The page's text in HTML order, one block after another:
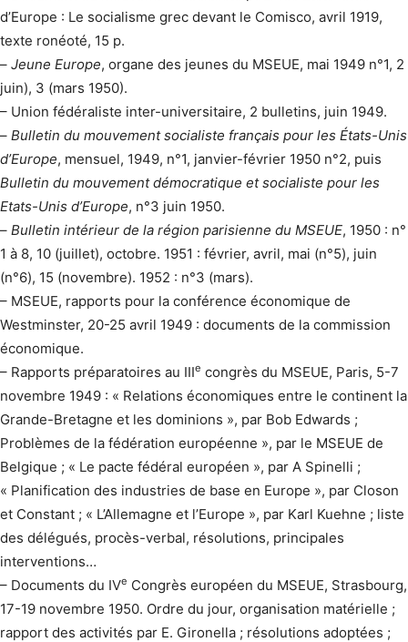
d’Europe : Le socialisme grec devant le Comisco, avril 1919,
texte ronéoté, 15 p.
– Jeune Europe, organe des jeunes du MSEUE, mai 1949 n°1, 2
juin), 3 (mars 1950).
– Union fédéraliste inter-universitaire, 2 bulletins, juin 1949.
– Bulletin du mouvement socialiste français pour les États-Unis
d’Europe, mensuel, 1949, n°1, janvier-février 1950 n°2, puis
Bulletin du mouvement démocratique et socialiste pour les
Etats-Unis d’Europe, n°3 juin 1950.
– Bulletin intérieur de la région parisienne du MSEUE, 1950 : n°
1 à 8, 10 (juillet), octobre. 1951 : février, avril, mai (n°5), juin
(n°6), 15 (novembre). 1952 : n°3 (mars).
– MSEUE, rapports pour la conférence économique de
Westminster, 20-25 avril 1949 : documents de la commission
économique.
– Rapports préparatoires au IIIe congrès du MSEUE, Paris, 5-7
novembre 1949 : « Relations économiques entre le continent la
Grande-Bretagne et les dominions », par Bob Edwards ;
Problèmes de la fédération européenne », par le MSEUE de
Belgique ; « Le pacte fédéral européen », par A Spinelli ;
« Planification des industries de base en Europe », par Closon
et Constant ; « L’Allemagne et l’Europe », par Karl Kuehne ; liste
des délégués, procès-verbal, résolutions, principales
interventions…
– Documents du IVe Congrès européen du MSEUE, Strasbourg,
17-19 novembre 1950. Ordre du jour, organisation matérielle ;
rapport des activités par E. Gironella ; résolutions adoptées ;